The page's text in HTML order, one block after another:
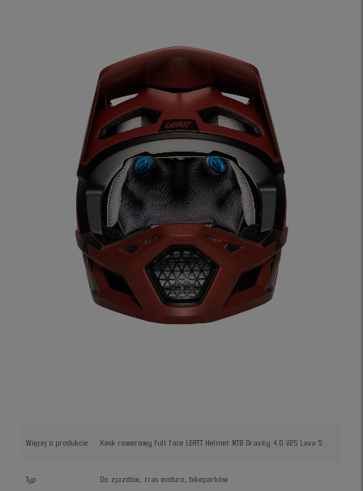
Więcej o produkcie Kask rowerowy full face LEATT Helmet MTB Gravity 4.0 V25 Lava S
Typ Do zjazdów, tras enduro, bikeparków